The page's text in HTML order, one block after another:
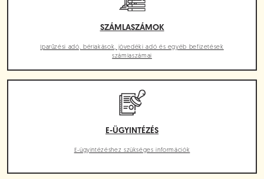
SZÁMLASZÁMOK
Iparűzési adó, bérlakások, jövedéki adó és egyéb befizetések
számlaszámai
E-ÜGYINTÉZÉS
E-ügyintézéshez szükséges információk